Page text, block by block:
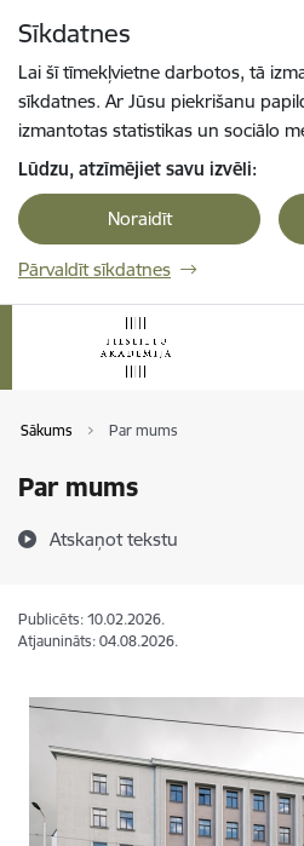
Sīkdatnes
Lai šī tīmekļvietne darbotos, tā
sīkdatnes. Ar Jūsu piekrišanu
izmantotas statistikas un sociālo
Lūdzu, atzīmējiet savu izvēli:
Noraidīt
Pārvaldīt sīkdatnes
Sākums Par mums
Par mums
Atskaņot tekstu
Publicēts: 10.02.2026.
Atjaunināts: 04.08.2026.